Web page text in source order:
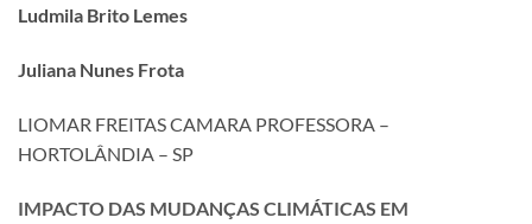
Ludmila Brito Lemes
Juliana Nunes Frota
LIOMAR FREITAS CAMARA PROFESSORA –
HORTOLÂNDIA – SP
IMPACTO DAS MUDANÇAS CLIMÁTICAS EM